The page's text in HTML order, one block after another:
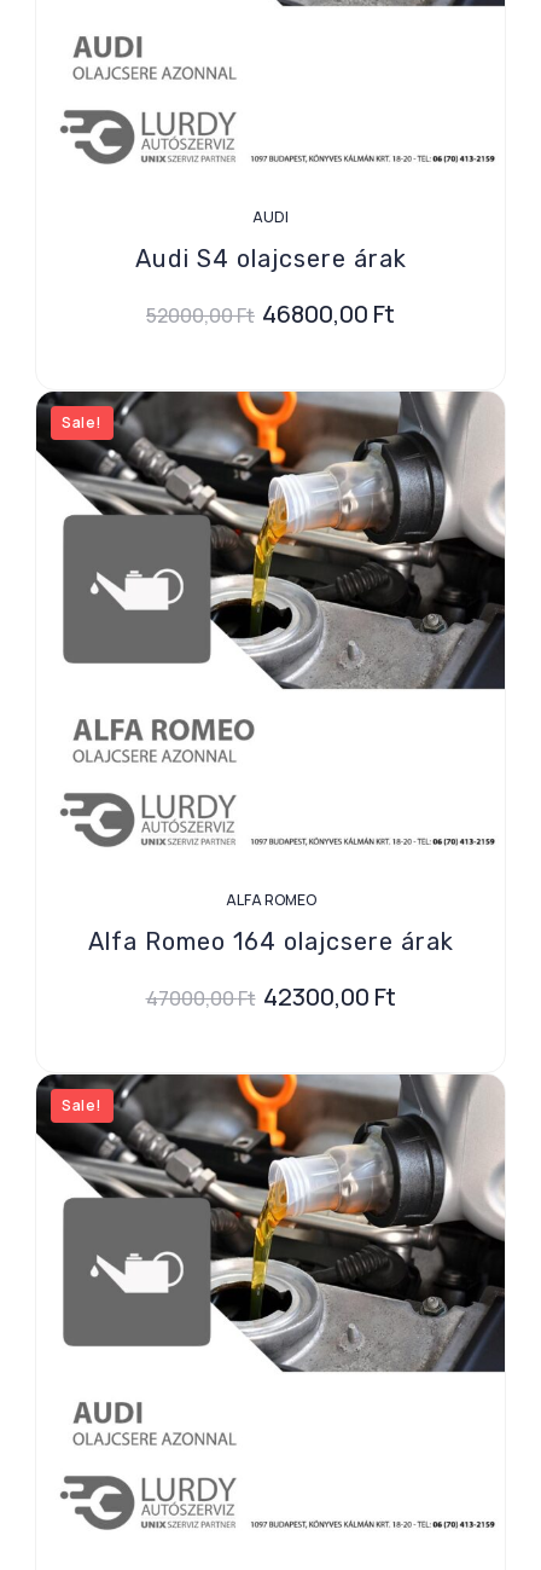
AUDI
Audi S4 olajcsere árak
52000,00Ft 46800,00 Ft
Sale!
ALFA ROMEO
Alfa Romeo 164 olajcsere árak
47000,00Ft 42300,00 Ft
Sale!